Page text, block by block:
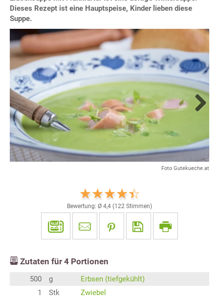
Dieses Rezept ist eine Hauptspeise, Kinder lieben diese
Suppe.
Foto Gutekueche.at
Bewertung: Ø 4,4 (122 Stimmen)
Zutaten für 4 Portionen
500 g
Erbsen (tiefgekühlt)
1
Stk
Zwiebel